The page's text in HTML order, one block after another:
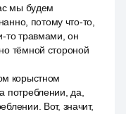
мы будем
потому что-то,
то травмами, он
тёмной стороной
корыстном
потреблении, да,
Вот, значит,